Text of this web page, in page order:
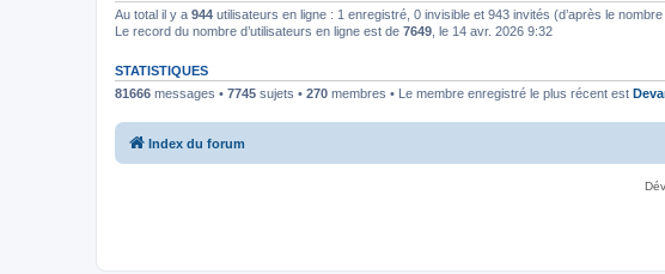
Au total il y a 944 utilisateurs en ligne : 1 enregistré, 0 invisible et 943 invités (d’après le
Le record du nombre d’utilisateurs en ligne est de 7649 , le 14 avr. 2026 9:32
STATISTIQUES
81666 messages • 7745 sujets • 270 membres • Le membre enregistré le plus récent est
Index du forum